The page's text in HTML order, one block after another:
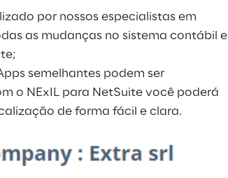
por nossos especialistas em
as mudanças no sistema contábil e
semelhantes podem ser
o NExIL para NetSuite você poderá
de forma fácil e clara.